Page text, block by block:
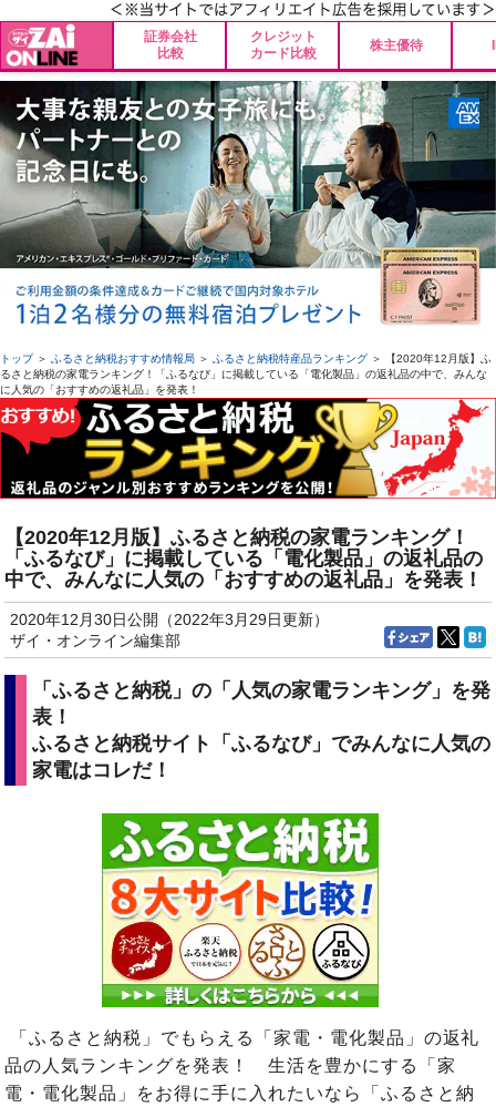
証券会社
比較
クレジット
カード比較
株主優待
トップ＞ ふるさと納税おすすめ情報局 ＞ ふるさと納税特産品ランキング ＞ 【2020年12月版】ふ
るさと納税の家電ランキング！「ふるなび」に掲載している「電化製品」の返礼品の中で、みんな
に人気の「おすすめの返礼品」を発表！
【2020年12月版】ふるさと納税の家電ランキング！
「ふるなび」に掲載している「電化製品」の返礼品の
中で、みんなに人気の「おすすめの返礼品」を発表！
2020年12月30日公開（2022年3月29日更新）
ザイ・オンライン編集部
「ふるさと納税」の「人気の家電ランキング」を発
表！
ふるさと納税サイト「ふるなび」でみんなに人気の
家電はコレだ！
「ふるさと納税」でもらえる「家電・電化製品」の返礼
品の人気ランキングを発表！ 生活を豊かにする「家
電・電化製品」をお得に手に入れたいなら「ふるさと納